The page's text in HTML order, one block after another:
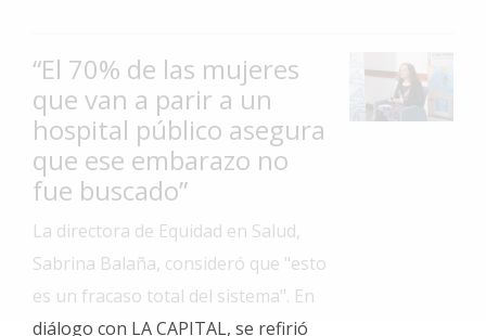
y
Espectáculos
Policiales
Cartelera
Fotos
de
Clasificados
Fúnebres
“El 70% de las mujeres
que van a parir a un
hospital público asegura
que ese embarazo no
fue buscado”
La directora de Equidad en Salud,
Sabrina Balaña, consideró que "esto
es un fracaso total del sistema". En
diálogo con LA CAPITAL, se refirió